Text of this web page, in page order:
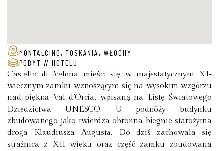
MONTALCINO, TOSKANIA, WŁOCHY
POBYT W HOTELU
Castello di Velona mieści się w majestatycznym XI-
wiecznym zamku wznoszącym się na wysokim wzgórzu
nad piękną Val d’Orcia, wpisaną na Listę Światowego
Dziedzictwa UNESCO. U podnóży budynku
zbudowanego jako twierdza obronna biegnie starożytna
droga Klaudiusza Augusta. Do dziś zachowała się
strażnica z XII wieku oraz część zamku zbudowana